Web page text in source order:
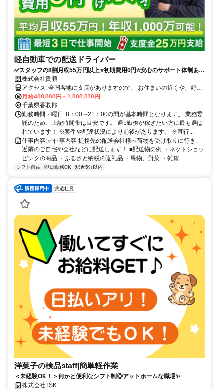
軽自動車での配送ドライバー
✅スタッフの8割月収55万円以上⭐️初期費用0円⭐️安心のサポート体制あり
（車両レンタル/事故対応等）履歴書不要！
株式会社貴順
アクセス: 全国各地に支店がありますので、 お住まいの近くや、好き
な場所で働くことが可能です。 ※自宅から車で通える範囲 ・転勤は
ありません。 ・マイカーかレンタル車両での直行直帰 ・車通勤可
月給400,000円～1,000,000円
千葉県香取郡
勤務時間・曜日: 8：00～21：00の間が基本時間となります。 業務委
託のため、上記時間帯は目安です。 週5勤務が稼ぎたい方に最も選ば
れています！ ※案件や配達状況により前後があります。 ※直行...
仕事内容: ✅️仕事内容 提携先の配送会社様へ荷物を受け取りに行き、
近隣のご自宅や会社などに配送します！ ■配送物の例 ・ネットショッ
ピングの商品 ・ふるさと納税の返礼品 ・果物、野菜 ・雑貨 ...
シフト自由 即日勤務OK 駅近5分以内
派遣社員
洋菓子の検品staff|簡単軽作業
＜未経験OK！＞何かと便利なシフト制◎アットホームな職場✨
株式会社TSK